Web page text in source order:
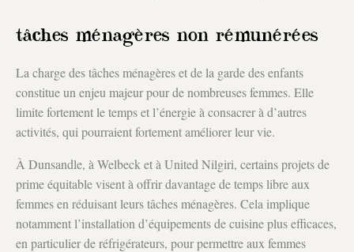
tâches ménagères non rémunérées
La charge des tâches ménagères et de la garde des enfants
constitue un enjeu majeur pour de nombreuses femmes. Elle
limite fortement le temps et l’énergie à consacrer à d’autres
activités, qui pourraient fortement améliorer leur vie.
À Dunsandle, à Welbeck et à United Nilgiri, certains projets de
prime équitable visent à offrir davantage de temps libre aux
femmes en réduisant leurs tâches ménagères. Cela implique
notamment l’installation d’équipements de cuisine plus efficaces,
en particulier de réfrigérateurs, pour permettre aux femmes